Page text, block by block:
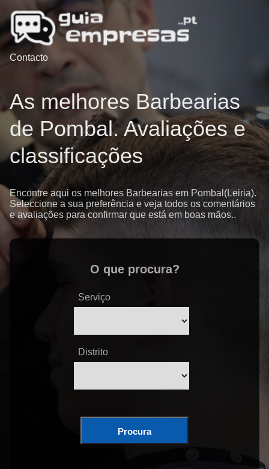
Contacto
As melhores Barbearias
de Pombal. Avaliações e
classificações
Encontre aqui os melhores Barbearias em Pombal(Leiria).
Seleccione a sua preferência e veja todos os comentários
e avaliações para confirmar que está em boas mãos..
O que procura?
Serviço
Distrito
Procura